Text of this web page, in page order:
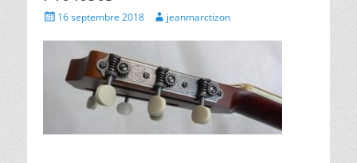
Posted16 septembre 2018 Authorjeanmarctizon